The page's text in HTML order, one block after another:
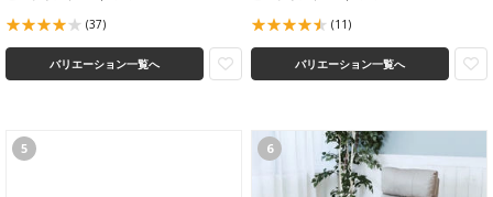
(37)
バリエーション一覧へ
(11)
バリエーション一覧へ
5 6